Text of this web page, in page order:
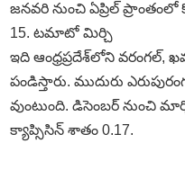
జనవరి నుంచి ఏప్రిల్‌ ప్రాంతంలో
15. టమాటో మిర్చి
ఇది ఆంధ్రప్రదేశ్‌లోని
పండిస్తారు. ముదురు
వుంటుంది. డిసెంబర్‌ నుంచి
క్యాప్సిసిన్‌ శాతం 0.17.